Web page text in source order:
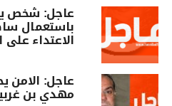
عاجل: شخص
باستعمال
الاعتداء على
عاجل: الامن
مهدي بن